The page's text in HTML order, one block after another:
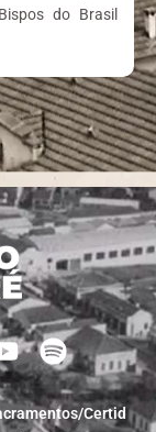
do Brasil
Certid